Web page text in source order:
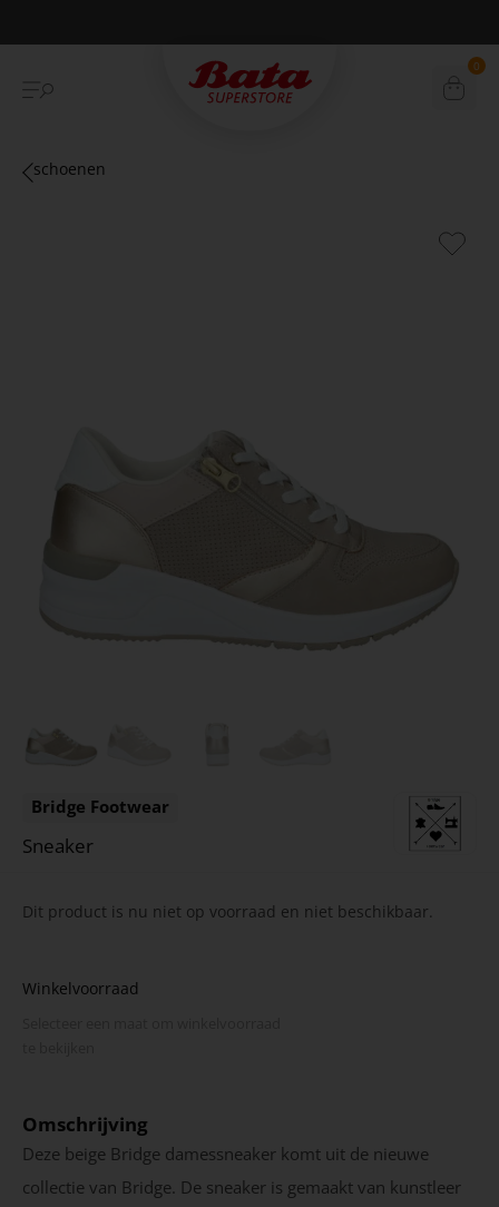
Betaal achteraf met Klarna 0
schoenen
Bridge Footwear
Sneaker
Dit product is nu niet op voorraad en niet beschikbaar.
Winkelvoorraad
Omschrijving
Deze beige Bridge damessneaker komt uit de nieuwe
collectie van Bridge. De sneaker is gemaakt van kunstleer